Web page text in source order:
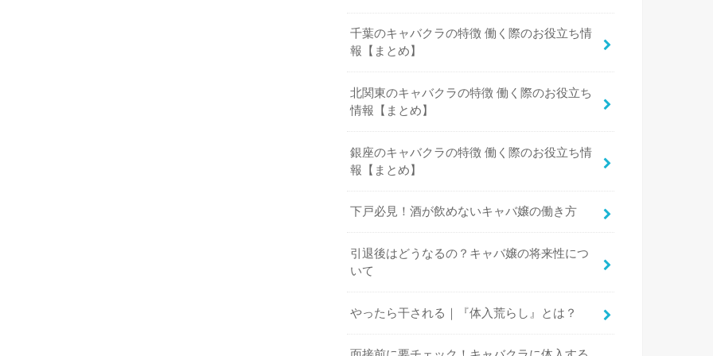
千葉のキャバクラの特徴 働く際のお役立ち情
報【まとめ】
北関東のキャバクラの特徴 働く際のお役立ち
情報【まとめ】
銀座のキャバクラの特徴 働く際のお役立ち情
報【まとめ】
下戸必見！酒が飲めないキャバ嬢の働き方
引退後はどうなるの？キャバ嬢の将来性につ
いて
やったら干される｜『体入荒らし』とは？